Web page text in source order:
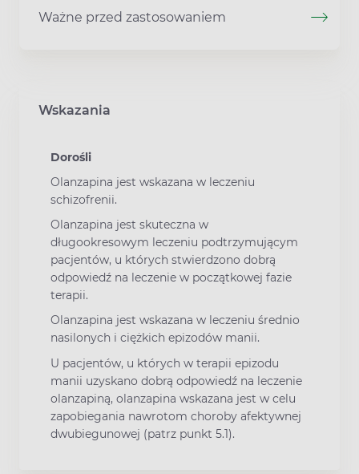
Ważne przed zastosowaniem
Wskazania
Dorośli
Olanzapina jest wskazana w leczeniu
schizofrenii.
Olanzapina jest skuteczna w
długookresowym leczeniu podtrzymującym
pacjentów, u których stwierdzono dobrą
odpowiedź na leczenie w początkowej fazie
terapii.
Olanzapina jest wskazana w leczeniu średnio
nasilonych i ciężkich epizodów manii.
U pacjentów, u których w terapii epizodu
manii uzyskano dobrą odpowiedź na leczenie
olanzapiną, olanzapina wskazana jest w celu
zapobiegania nawrotom choroby afektywnej
dwubiegunowej (patrz punkt 5.1).